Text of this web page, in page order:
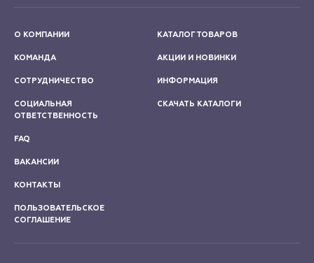
О КОМПАНИИ
КОМАНДА
СОТРУДНИЧЕСТВО
СОЦИАЛЬНАЯ
ОТВЕТСТВЕННОСТЬ
КАТАЛОГ ТОВАРОВ
АКЦИИ И НОВИНКИ
ИНФОРМАЦИЯ
СКАЧАТЬ КАТАЛОГИ
FAQ
ВАКАНСИИ
КОНТАКТЫ
ПОЛЬЗОВАТЕЛЬСКОЕ
СОГЛАШЕНИЕ